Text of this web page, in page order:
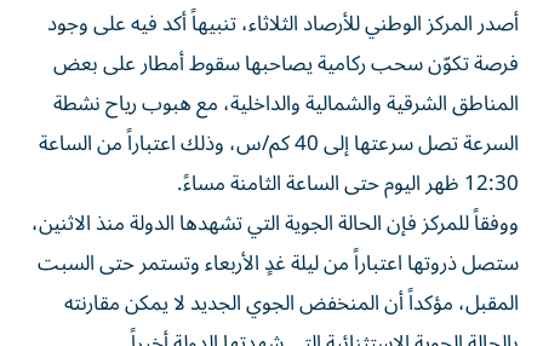
أصدر المركز الوطني للأرصاد الثلاثاء، تنبيهاً أكد فيه على وجود
فرصة تكوّن سحب ركامية يصاحبها سقوط أمطار على بعض
المناطق الشرقية والشمالية والداخلية، مع هبوب رياح نشطة
السرعة تصل سرعتها إلى 40 كم/س، وذلك اعتباراً من الساعة
12:30 ظهر اليوم حتى الساعة الثامنة مساءً.
ووفقاً للمركز فإن الحالة الجوية التي تشهدها الدولة منذ الاثنين،
ستصل ذروتها اعتباراً من ليلة غدٍ الأربعاء وتستمر حتى السبت
المقبل، مؤكداً أن المنخفض الجوي الجديد لا يمكن مقارنته